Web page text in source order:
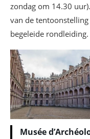
zondag om 14.30
van de
begeleide rondleiding.
Musée